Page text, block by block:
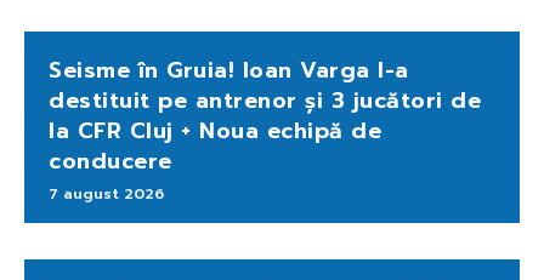
Seisme în Gruia! Ioan Varga l-a
destituit pe antrenor și 3 jucători de
la CFR Cluj + Noua echipă de
conducere
7 august 2026